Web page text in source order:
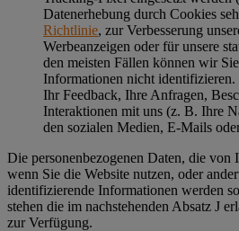
Datenerhebung durch Cookies
Richtlinie, zur Verbesserung
Werbeanzeigen oder für unsere
den meisten Fällen können wir
Informationen nicht identifizieren.
Ihr Feedback, Ihre Anfragen,
Interaktionen mit uns (z. B. Ihre
den sozialen Medien, E-Mails
Die personenbezogenen Daten, die von
wenn Sie die Website nutzen, oder
identifizierende Informationen werden
stehen die im nachstehenden Absatz J
zur Verfügung.